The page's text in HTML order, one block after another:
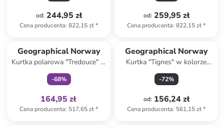
od: 244,95 zł
Cena producenta: 822,15 zł*
od: 259,95 zł
Cena producenta: 822,15 zł*
Geographical Norway
Kurtka polarowa "Tredouce" w
kolorze kremowym
-68%
164,95 zł
Cena producenta: 517,65 zł*
Geographical Norway
Kurtka "Tignes" w kolorze
czarnym
-72%
od: 156,24 zł
Cena producenta: 561,15 zł*